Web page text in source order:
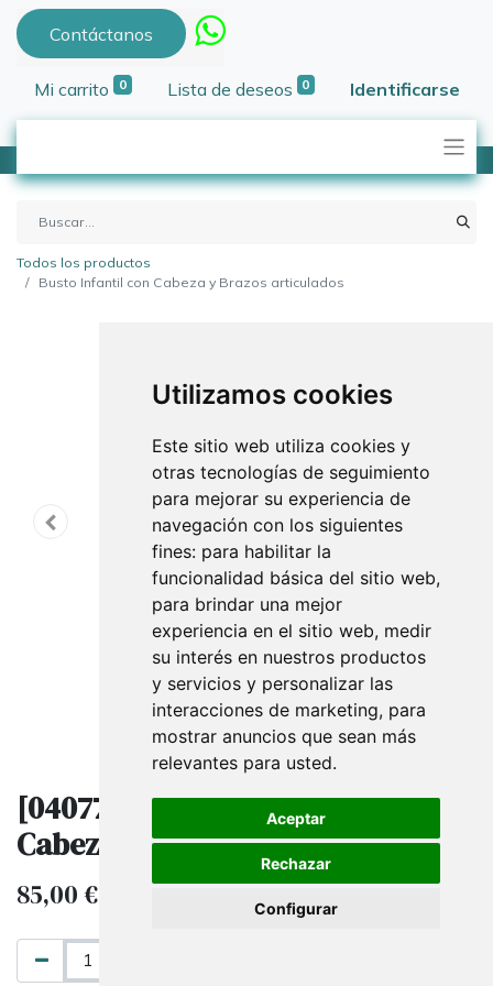
Utilizamos cookies
Este sitio web utiliza cookies y
otras tecnologías de seguimiento
para mejorar su experiencia de
navegación con los siguientes
fines: para habilitar la
funcionalidad básica del sitio web,
para brindar una mejor
experiencia en el sitio web, medir
su interés en nuestros productos
y servicios y personalizar las
interacciones de marketing, para
mostrar anuncios que sean más
relevantes para usted.
Aceptar
Rechazar
Configurar
Contáctanos
Mi carrito 0 Lista de deseos 0 Identificarse
Todos los productos
Busto Infantil con Cabeza y Brazos articulados
[040770] Busto Infantil con
Cabeza y Brazos articulados
85,00€